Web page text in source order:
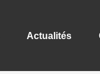
Actualités